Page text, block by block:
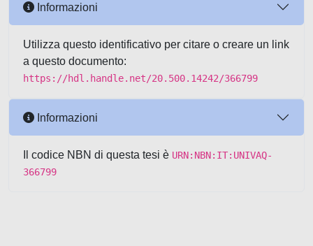
Informazioni
Utilizza questo identificativo per citare o creare un link
a questo documento:
https://hdl.handle.net/20.500.14242/366799
Informazioni
Il codice NBN di questa tesi è URN:NBN:IT:UNIVAQ-
366799